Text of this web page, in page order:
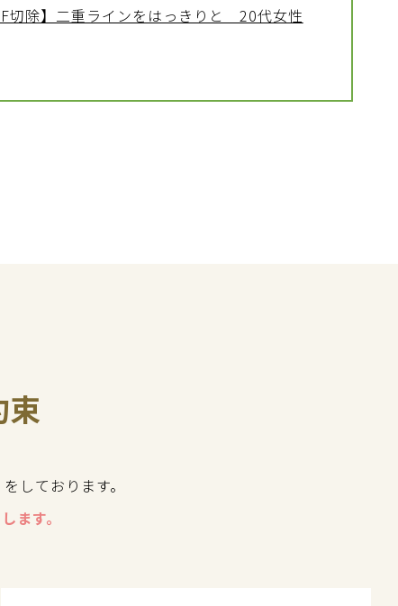
切除】二重ラインをはっきりと 20代女性
束
しております。
ます。